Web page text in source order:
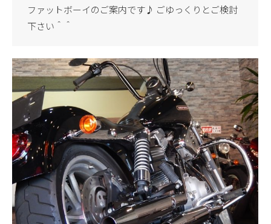
ファットボーイのご案内です♪ ごゆっくりとご検討
下さい＾＾